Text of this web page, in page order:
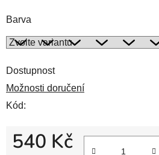
Barva
Dostupnost
Možnosti doručení
Kód:
540 Kč